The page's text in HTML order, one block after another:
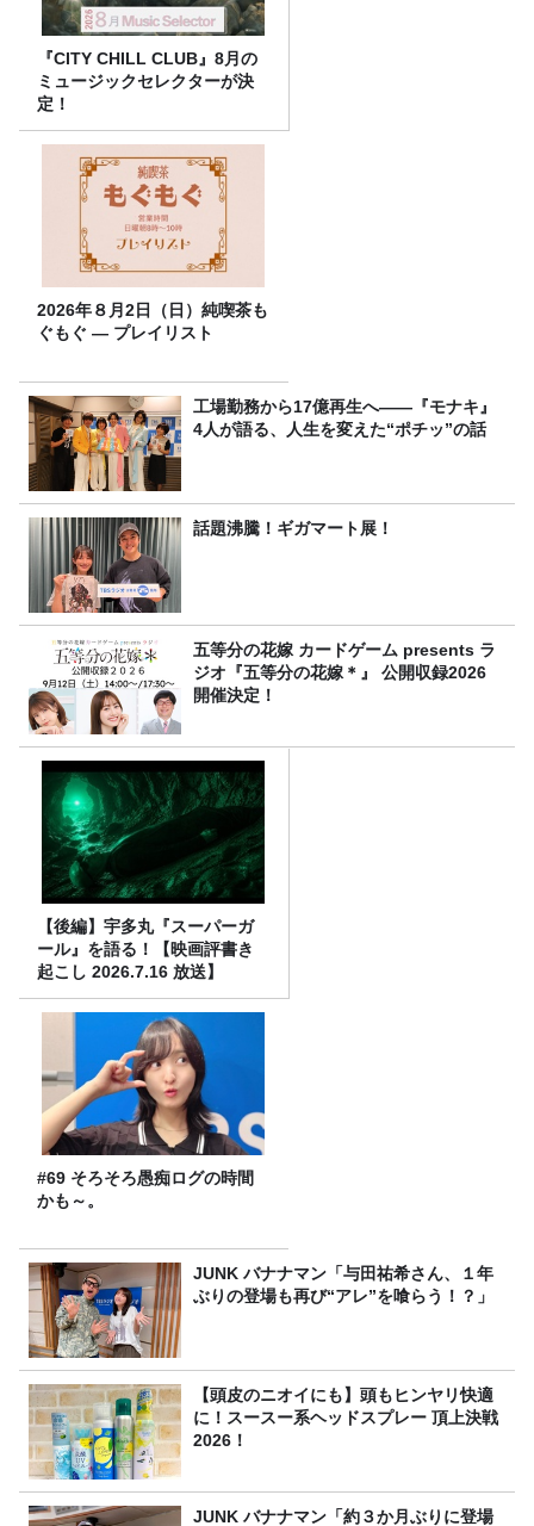
『CITY CHILL CLUB』8月の
ミュージックセレクターが決
定！
2026年８月2日（日）純喫茶も
ぐもぐ ― プレイリスト
工場勤務から17億再生へ——『モナキ』
4人が語る、人生を変えた“ポチッ”の話
話題沸騰！ギガマート展！
五等分の花嫁 カードゲーム presents ラ
ジオ『五等分の花嫁＊』 公開収録2026
開催決定！
【後編】宇多丸『スーパーガ
ール』を語る！【映画評書き
起こし 2026.7.16 放送】
#69 そろそろ愚痴ログの時間
かも～。
JUNK バナナマン「与田祐希さん、１年
ぶりの登場も再び“アレ”を喰らう！？」
【頭皮のニオイにも】頭もヒンヤリ快適
に！スースー系ヘッドスプレー 頂上決戦
2026！
JUNK バナナマン「約３か月ぶりに登場